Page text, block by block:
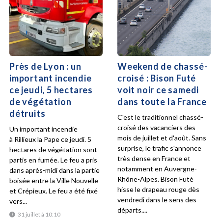
Près de Lyon : un
important incendie
ce jeudi, 5 hectares
de végétation
détruits
31 juillet à 10:10
Un important incendie
à Rillieux la Pape ce jeudi. 5
hectares de végétation sont
partis en fumée. Le feu a pris
dans après-midi dans la partie
boisée entre la Ville Nouvelle
et Crépieux. Le feu a été fixé
vers...
Weekend de chassé-
croisé : Bison Futé
voit noir ce samedi
dans toute la France
C'est le traditionnel chassé-
croisé des vacanciers des
mois de juillet et d'août. Sans
surprise, le trafic s'annonce
très dense en France et
notamment en Auvergne-
Rhône-Alpes. Bison Futé
hisse le drapeau rouge dès
vendredi dans le sens des
départs....